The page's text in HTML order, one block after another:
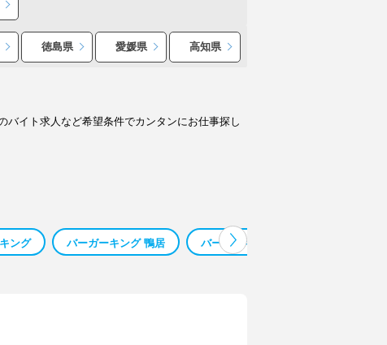
徳島県 愛媛県 高知県
イト求人など希望条件でカンタンにお仕事探し
ング バーガーキング 鴨居 バーガーキング 宮城